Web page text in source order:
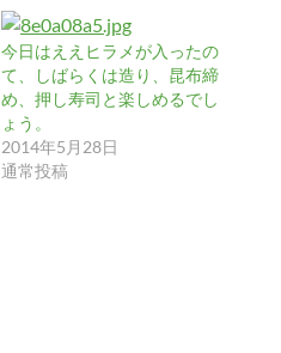
今日はええヒラメが入ったの
て、しばらくは造り、昆布締
め、押し寿司と楽しめるでし
ょう。
2014年5月28日
通常投稿